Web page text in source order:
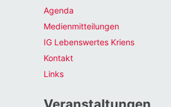
Agenda
Medienmitteilungen
IG Lebenswertes Kriens
Kontakt
Links
Veranstaltungen